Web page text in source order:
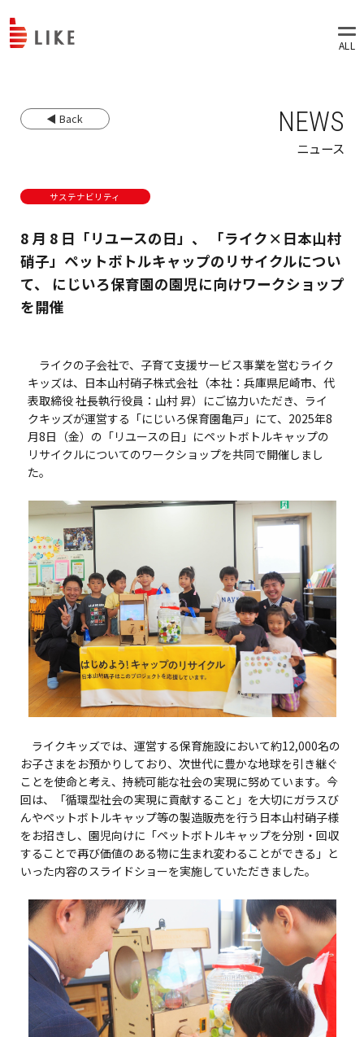
◀ Back NEWS
ニュース
サステナビリティ
8 月 8 日「リユースの日」、 「ライク×日本山村
硝子」ペットボトルキャップのリサイクルについ
て、 にじいろ保育園の園児に向けワークショップ
を開催
ライクの子会社で、子育て支援サービス事業を営むライク
キッズは、日本山村硝子株式会社（本社：兵庫県尼崎市、代
表取締役 社長執行役員：山村 昇）にご協力いただき、ライ
クキッズが運営する「にじいろ保育園亀戸」にて、2025年8
月8日（金）の「リユースの日」にペットボトルキャップの
リサイクルについてのワークショップを共同で開催しまし
た。
ライクキッズでは、運営する保育施設において約12,000名の
お子さまをお預かりしており、次世代に豊かな地球を引き継ぐ
ことを使命と考え、持続可能な社会の実現に努めています。今
回は、「循環型社会の実現に貢献すること」を大切にガラスび
んやペットボトルキャップ等の製造販売を行う日本山村硝子様
をお招きし、園児向けに「ペットボトルキャップを分別・回収
することで再び価値のある物に生まれ変わることができる」と
いった内容のスライドショーを実施していただきました。